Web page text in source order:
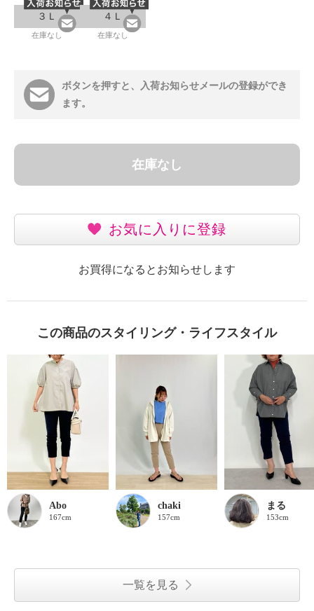
３Ｌ
在庫なし
４Ｌ
在庫なし
ボタンを押すと、入荷お知らせメールの登録ができ
ます。
在庫なし
お気に入りに登録
お買得になるとお知らせします
この商品のスタイリング・ライフスタイル
Abo
167cm
chaki
157cm
まる
153cm
一覧を見る